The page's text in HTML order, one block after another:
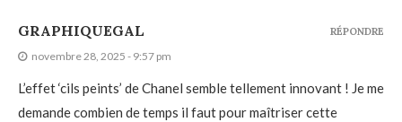
GRAPHIQUEGAL
novembre 28, 2025 - 9:57 pm
L’effet ‘cils peints’ de Chanel semble tellement innovant ! Je me
demande combien de temps il faut pour maîtriser cette
RÉPONDRE